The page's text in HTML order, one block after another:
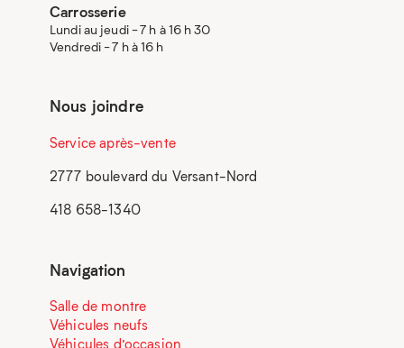
Carrosserie
Lundi au jeudi - 7 h à 16 h 30
Vendredi - 7 h à 16 h
Nous joindre
Service après-vente
2777 boulevard du Versant-Nord
418 658-1340
Navigation
Salle de montre
Véhicules neufs
Véhicules d’occasion